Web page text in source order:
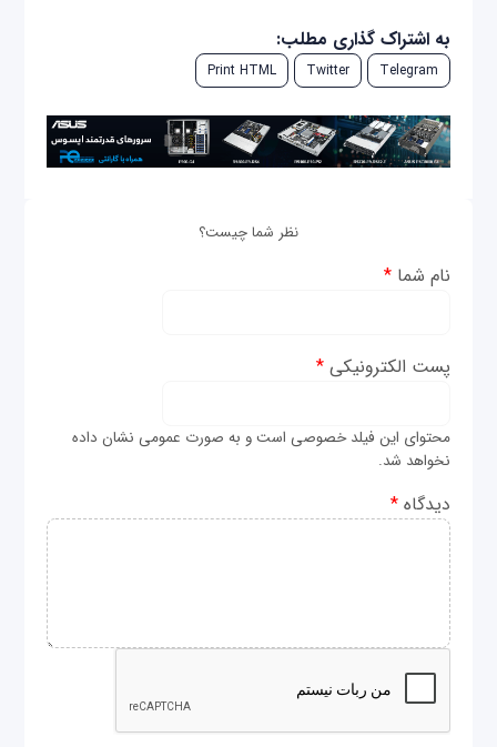
به اشتراک گذاری مطلب:
Telegram
Twitter
Print HTML
نظر شما چیست؟
نام شما*
پست الکترونیکی*
محتوای این فیلد خصوصی است و به صورت عمومی نشان داده
نخواهد شد.
دیدگاه*